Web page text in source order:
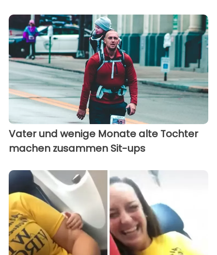
Vater und wenige Monate alte Tochter
machen zusammen Sit-ups